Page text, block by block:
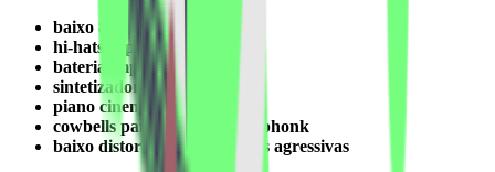
baixo 808
hi-hats rápidos
bateria impactante
sintetizadores sombrios
piano cinematográfico
cowbells para batidas estilo phonk
baixo distorcido para edições agressivas